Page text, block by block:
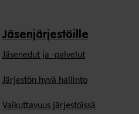
Jäsenjärjestöille
Jäsen­edut ja -palvelut
Järjestön hyvä hallinto
Vaikuttavuus järjestöissä